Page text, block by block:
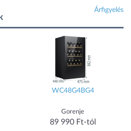
Árfigyelés
WC48G4BG4
Gorenje
89 990 Ft-tól